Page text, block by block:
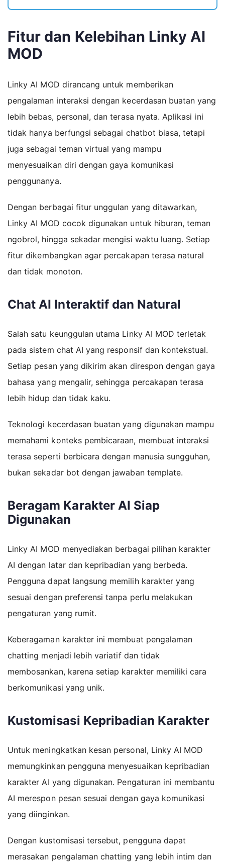
Fitur dan Kelebihan Linky AI
MOD
Linky AI MOD dirancang untuk memberikan
pengalaman interaksi dengan kecerdasan buatan yang
lebih bebas, personal, dan terasa nyata. Aplikasi ini
tidak hanya berfungsi sebagai chatbot biasa, tetapi
juga sebagai teman virtual yang mampu
menyesuaikan diri dengan gaya komunikasi
penggunanya.
Dengan berbagai fitur unggulan yang ditawarkan,
Linky AI MOD cocok digunakan untuk hiburan, teman
ngobrol, hingga sekadar mengisi waktu luang. Setiap
fitur dikembangkan agar percakapan terasa natural
dan tidak monoton.
Chat AI Interaktif dan Natural
Salah satu keunggulan utama Linky AI MOD terletak
pada sistem chat AI yang responsif dan kontekstual.
Setiap pesan yang dikirim akan direspon dengan gaya
bahasa yang mengalir, sehingga percakapan terasa
lebih hidup dan tidak kaku.
Teknologi kecerdasan buatan yang digunakan mampu
memahami konteks pembicaraan, membuat interaksi
terasa seperti berbicara dengan manusia sungguhan,
bukan sekadar bot dengan jawaban template.
Beragam Karakter AI Siap
Digunakan
Linky AI MOD menyediakan berbagai pilihan karakter
AI dengan latar dan kepribadian yang berbeda.
Pengguna dapat langsung memilih karakter yang
sesuai dengan preferensi tanpa perlu melakukan
pengaturan yang rumit.
Keberagaman karakter ini membuat pengalaman
chatting menjadi lebih variatif dan tidak
membosankan, karena setiap karakter memiliki cara
berkomunikasi yang unik.
Kustomisasi Kepribadian Karakter
Untuk meningkatkan kesan personal, Linky AI MOD
memungkinkan pengguna menyesuaikan kepribadian
karakter AI yang digunakan. Pengaturan ini membantu
AI merespon pesan sesuai dengan gaya komunikasi
yang diinginkan.
Dengan kustomisasi tersebut, pengguna dapat
merasakan pengalaman chatting yang lebih intim dan